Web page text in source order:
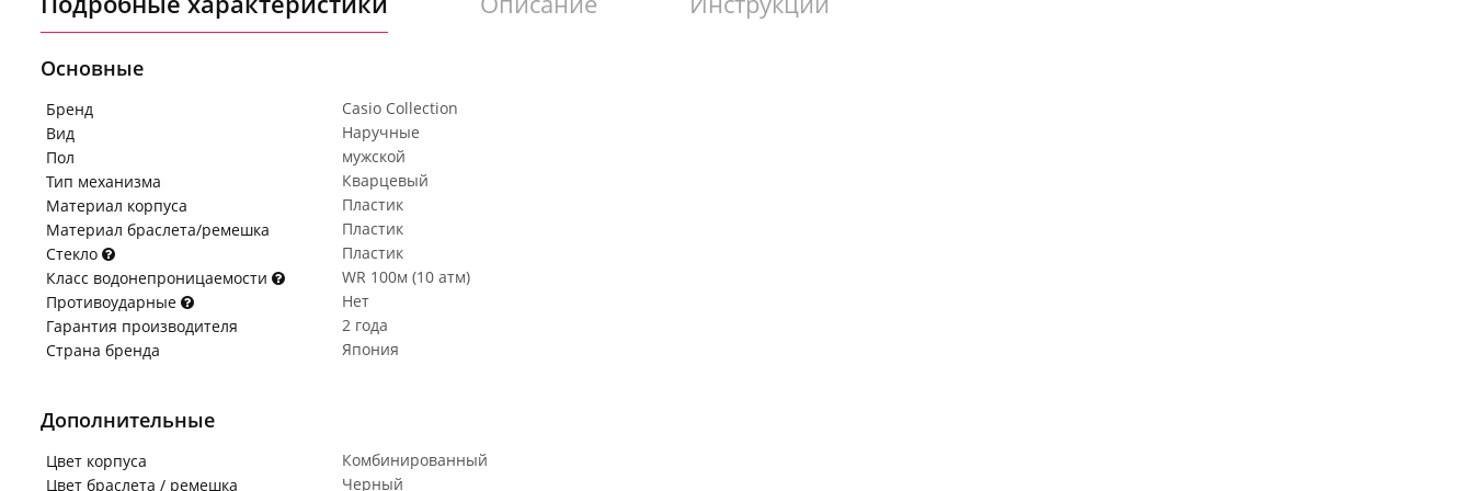
Основные
Бренд
Casio Collection
Вид
Наручные
Пол
мужской
Тип механизма
Кварцевый
Материал корпуса
Пластик
Материал браслета/ремешка
Пластик
Стекло
Пластик
Класс водонепроницаемости
WR 100м (10 атм)
Противоударные
Нет
Гарантия производителя
2 года
Страна бренда
Япония
Дополнительные
Цвет корпуса
Комбинированный
Цвет браслета / ремешка
Черный